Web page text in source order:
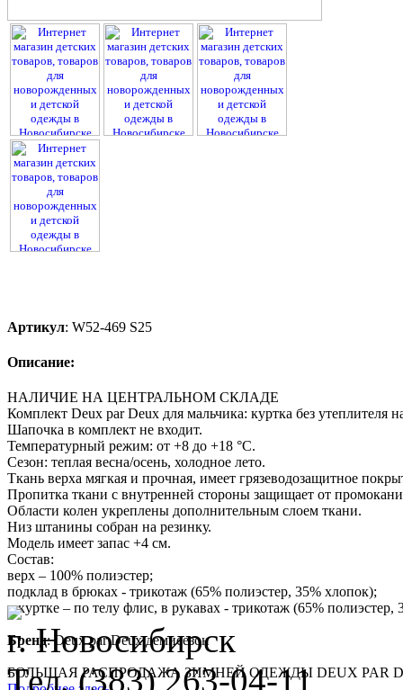
Артикул: W52-469 S25
Описание:
НАЛИЧИЕ НА ЦЕНТРАЛЬНОМ СКЛАДЕ
Комплект Deux par Deux для мальчика: куртка без
Шапочка в комплект не входит.
Температурный режим: от +8 до +18 °С.
Сезон: теплая весна/осень, холодное лето.
Ткань верха мягкая и прочная, имеет грязеводозащитное
Пропитка ткани с внутренней стороны защищает от
Области колен укреплены дополнительным слоем ткани.
Низ штанины собран на резинку.
Модель имеет запас +4 см.
Состав:
верх – 100% полиэстер;
подклад в брюках - трикотаж (65% полиэстер, 35% хлопок);
в куртке – по телу флис, в рукавах - трикотаж (65% полиэстер,
Бренд:Deux par Deux демисезон
БОЛЬШАЯ РАСПРОДАЖА ЗИМНЕЙ ОДЕЖДЫ DEUX PAR
г. Новосибирск
Тел. (383) 263-04-11